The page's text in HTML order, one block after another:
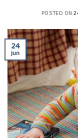
POSTED ON
24
jun